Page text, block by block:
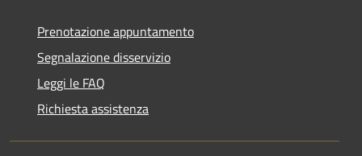
Prenotazione appuntamento
Segnalazione disservizio
Leggi le FAQ
Richiesta assistenza